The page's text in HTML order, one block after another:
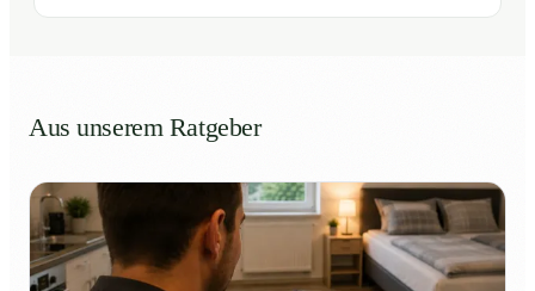
Aus unserem Ratgeber